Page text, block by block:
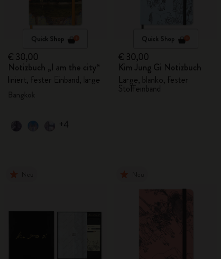
Quick Shop
€ 30,00
Notizbuch „I am the city“
liniert, fester Einband, large
+4
Quick Shop
€ 30,00
Kim Jung Gi Notizbuch
Large, blanko, fester
Stoffeinband